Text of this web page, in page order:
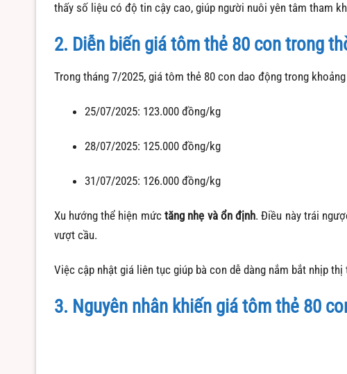
thấy số liệu có độ tin cậy cao, giúp người nuôi yên tâm tham
2. Diễn biến giá tôm thẻ 80 con trong
Trong tháng 7/2025, giá tôm thẻ 80 con dao động trong khoảng
25/07/2025: 123.000 đồng/kg
28/07/2025: 125.000 đồng/kg
31/07/2025: 126.000 đồng/kg
Xu hướng thể hiện mức tăng nhẹ và ổn định. Điều này trái
vượt cầu.
Việc cập nhật giá liên tục giúp bà con dễ dàng nắm bắt nhịp
3. Nguyên nhân khiến giá tôm thẻ 80